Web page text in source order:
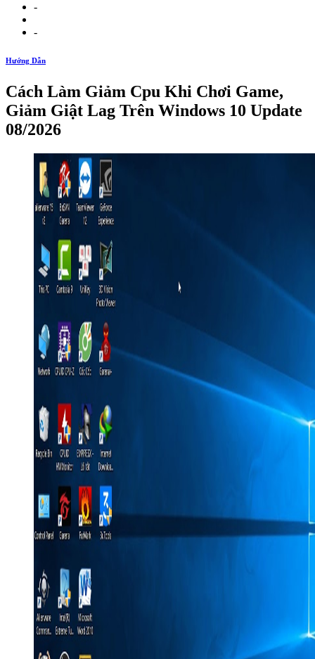
-
-
Hướng Dẫn
Cách Làm Giảm Cpu Khi Chơi Game,
Giảm Giật Lag Trên Windows 10 Update
08/2026